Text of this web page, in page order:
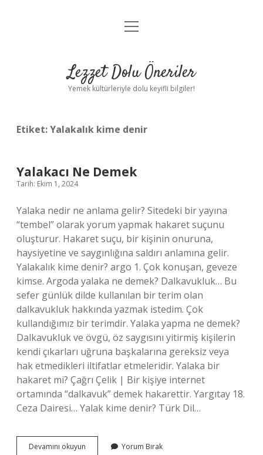
Anasayfa
Yasal Uyarı
menüyü
Lezzet Dolu Öneriler
Yemek kültürleriyle dolu keyifli bilgiler!
Etiket:Yalakalık kime denir
Yalakacı Ne Demek
Tarih: Ekim 1, 2024
Yalaka nedir ne anlama gelir? Sitedeki bir yayına
“tembel” olarak yorum yapmak hakaret suçunu
oluşturur. Hakaret suçu, bir kişinin onuruna,
haysiyetine ve saygınlığına saldırı anlamına gelir.
Yalakalık kime denir? argo 1. Çok konuşan, geveze
kimse. Argoda yalaka ne demek? Dalkavukluk… Bu
sefer günlük dilde kullanılan bir terim olan
dalkavukluk hakkında yazmak istedim. Çok
kullandığımız bir terimdir. Yalaka yapma ne demek?
Dalkavukluk ve övgü, öz saygısını yitirmiş kişilerin
kendi çıkarları uğruna başkalarına gereksiz veya
hak etmedikleri iltifatlar etmeleridir. Yalaka bir
hakaret mi? Çağrı Çelik | Bir kişiye internet
ortamında “dalkavuk” demek hakarettir. Yargıtay 18.
Ceza Dairesi… Yalak kime denir? Türk Dil…
Devamını okuyun Yalakacı
Yorum Bırak